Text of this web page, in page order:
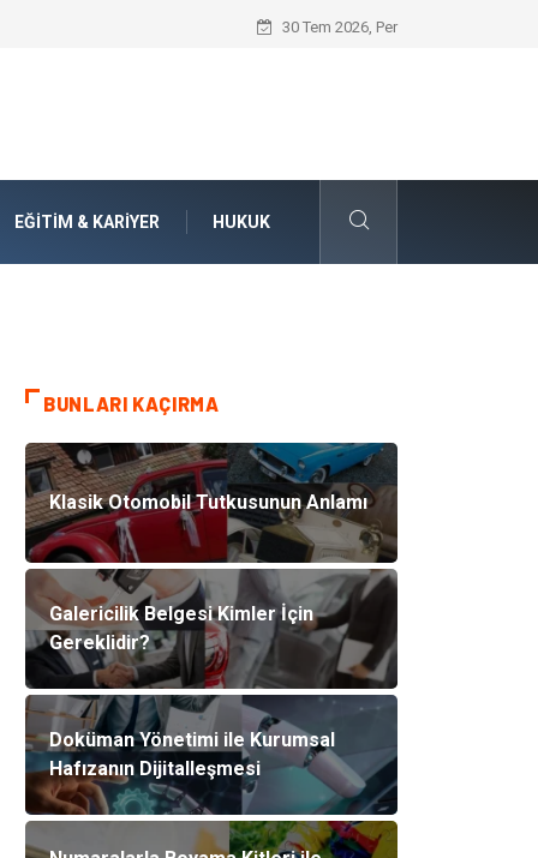
Numaralarla Boyama Kitleri ile
30 Tem 2026, Per
EĞITIM & KARIYER HUKUK
BUNLARI KAÇIRMA
Klasik Otomobil Tutkusunun Anlamı
Galericilik Belgesi Kimler İçin
Gereklidir?
Doküman Yönetimi ile Kurumsal
Hafızanın Dijitalleşmesi